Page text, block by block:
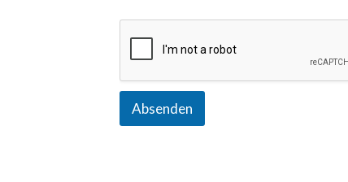
Absenden